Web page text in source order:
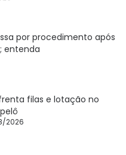
por procedimento após
entenda
filas e lotação no
2026